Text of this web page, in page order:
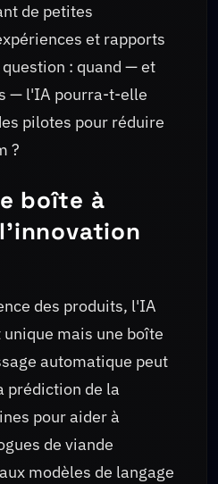
de petites
et rapports
: quand — et
— l'IA pourra-t-elle
pilotes pour réduire
?
boîte à
des produits, l'IA
mais une boîte
automatique peut
prédiction de la
pour aider à
de viande
modèles de langage